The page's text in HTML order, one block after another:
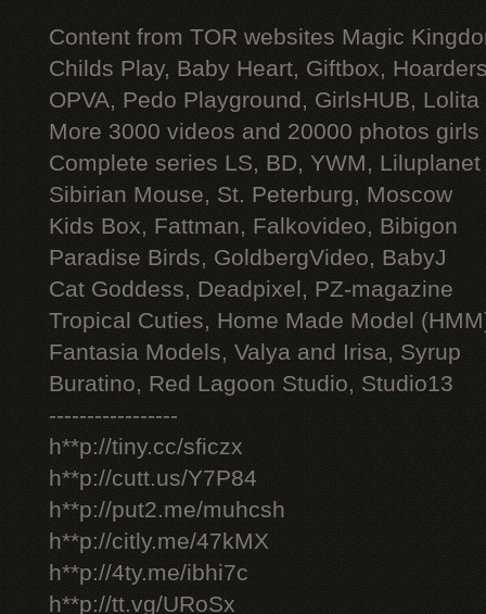
Content from TOR websites Magic
Childs Play, Baby Heart, Giftbox,
OPVA, Pedo Playground, GirlsHUB, Lolita
More 3000 videos and 20000 photos
Complete series LS, BD, YWM, Liluplanet
Sibirian Mouse, St. Peterburg, Moscow
Kids Box, Fattman, Falkovideo, Bibigon
Paradise Birds, GoldbergVideo, BabyJ
Cat Goddess, Deadpixel, PZ-magazine
Tropical Cuties, Home Made Model
Fantasia Models, Valya and Irisa, Syrup
Buratino, Red Lagoon Studio, Studio13
-----------------
h**p://tiny.cc/sficzx
h**p://cutt.us/Y7P84
h**p://put2.me/muhcsh
h**p://citly.me/47kMX
h**p://4ty.me/ibhi7c
h**p://tt.vg/URoSx